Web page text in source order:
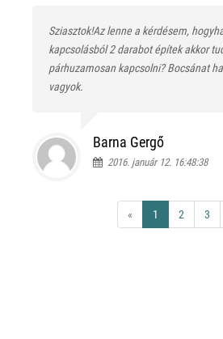
Sziasztok!Az lenne a kérdésem,
kapcsolásból 2 darabot építek akkor
párhuzamosan kapcsolni? Bocsánat
vagyok.
Barna Gergő
2016. január 12. 16:48:38
« 1 2 3